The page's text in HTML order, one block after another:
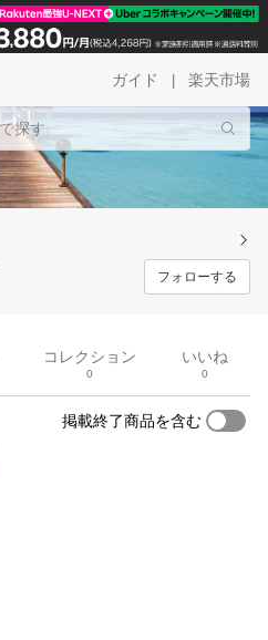
ガイド 楽天市場
フォローする
コレクション
0
いいね
0
掲載終了商品を含む